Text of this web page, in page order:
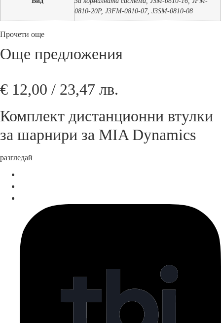
кормилната система.0810-20P, J3FM-0810-07, J3SM-0810-08
Прочети още
Още предложения
€ 12,00 / 23,47 лв.
Комплект дистанционни втулки
за шарнири за MIA Dynamics
разгледай